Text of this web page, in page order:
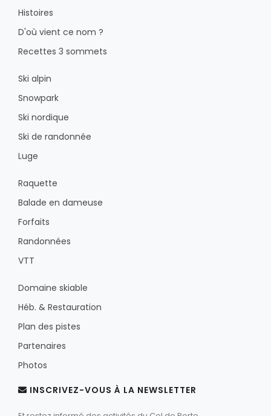
Histoires
D'où vient ce nom ?
Recettes 3 sommets
Ski alpin
Snowpark
Ski nordique
Ski de randonnée
Luge
Raquette
Balade en dameuse
Forfaits
Randonnées
VTT
Domaine skiable
Héb. & Restauration
Plan des pistes
Partenaires
Photos
INSCRIVEZ-VOUS À LA NEWSLETTER